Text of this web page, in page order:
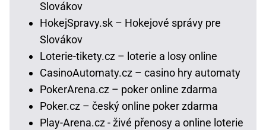
Slovákov
HokejSpravy.sk – Hokejové správy pre
Slovákov
Loterie-tikety.cz – loterie a losy online
CasinoAutomaty.cz – casino hry automaty
PokerArena.cz – poker online zdarma
Poker.cz – český online poker zdarma
Play-Arena.cz - živé přenosy a online loterie